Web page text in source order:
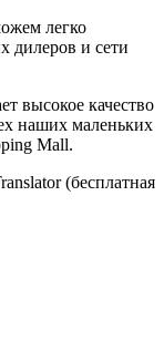
легко
дилеров и сети
высокое качество
наших маленьких
Mall.
(бесплатная